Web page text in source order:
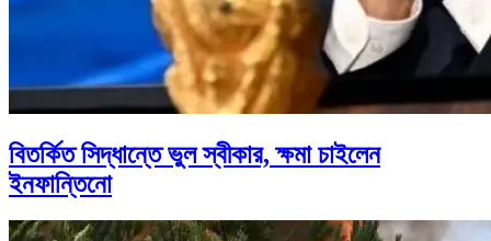
বিতর্কিত সিদ্ধান্তে ভুল স্বীকার, ক্ষমা চাইলেন
ইনফান্তিনো